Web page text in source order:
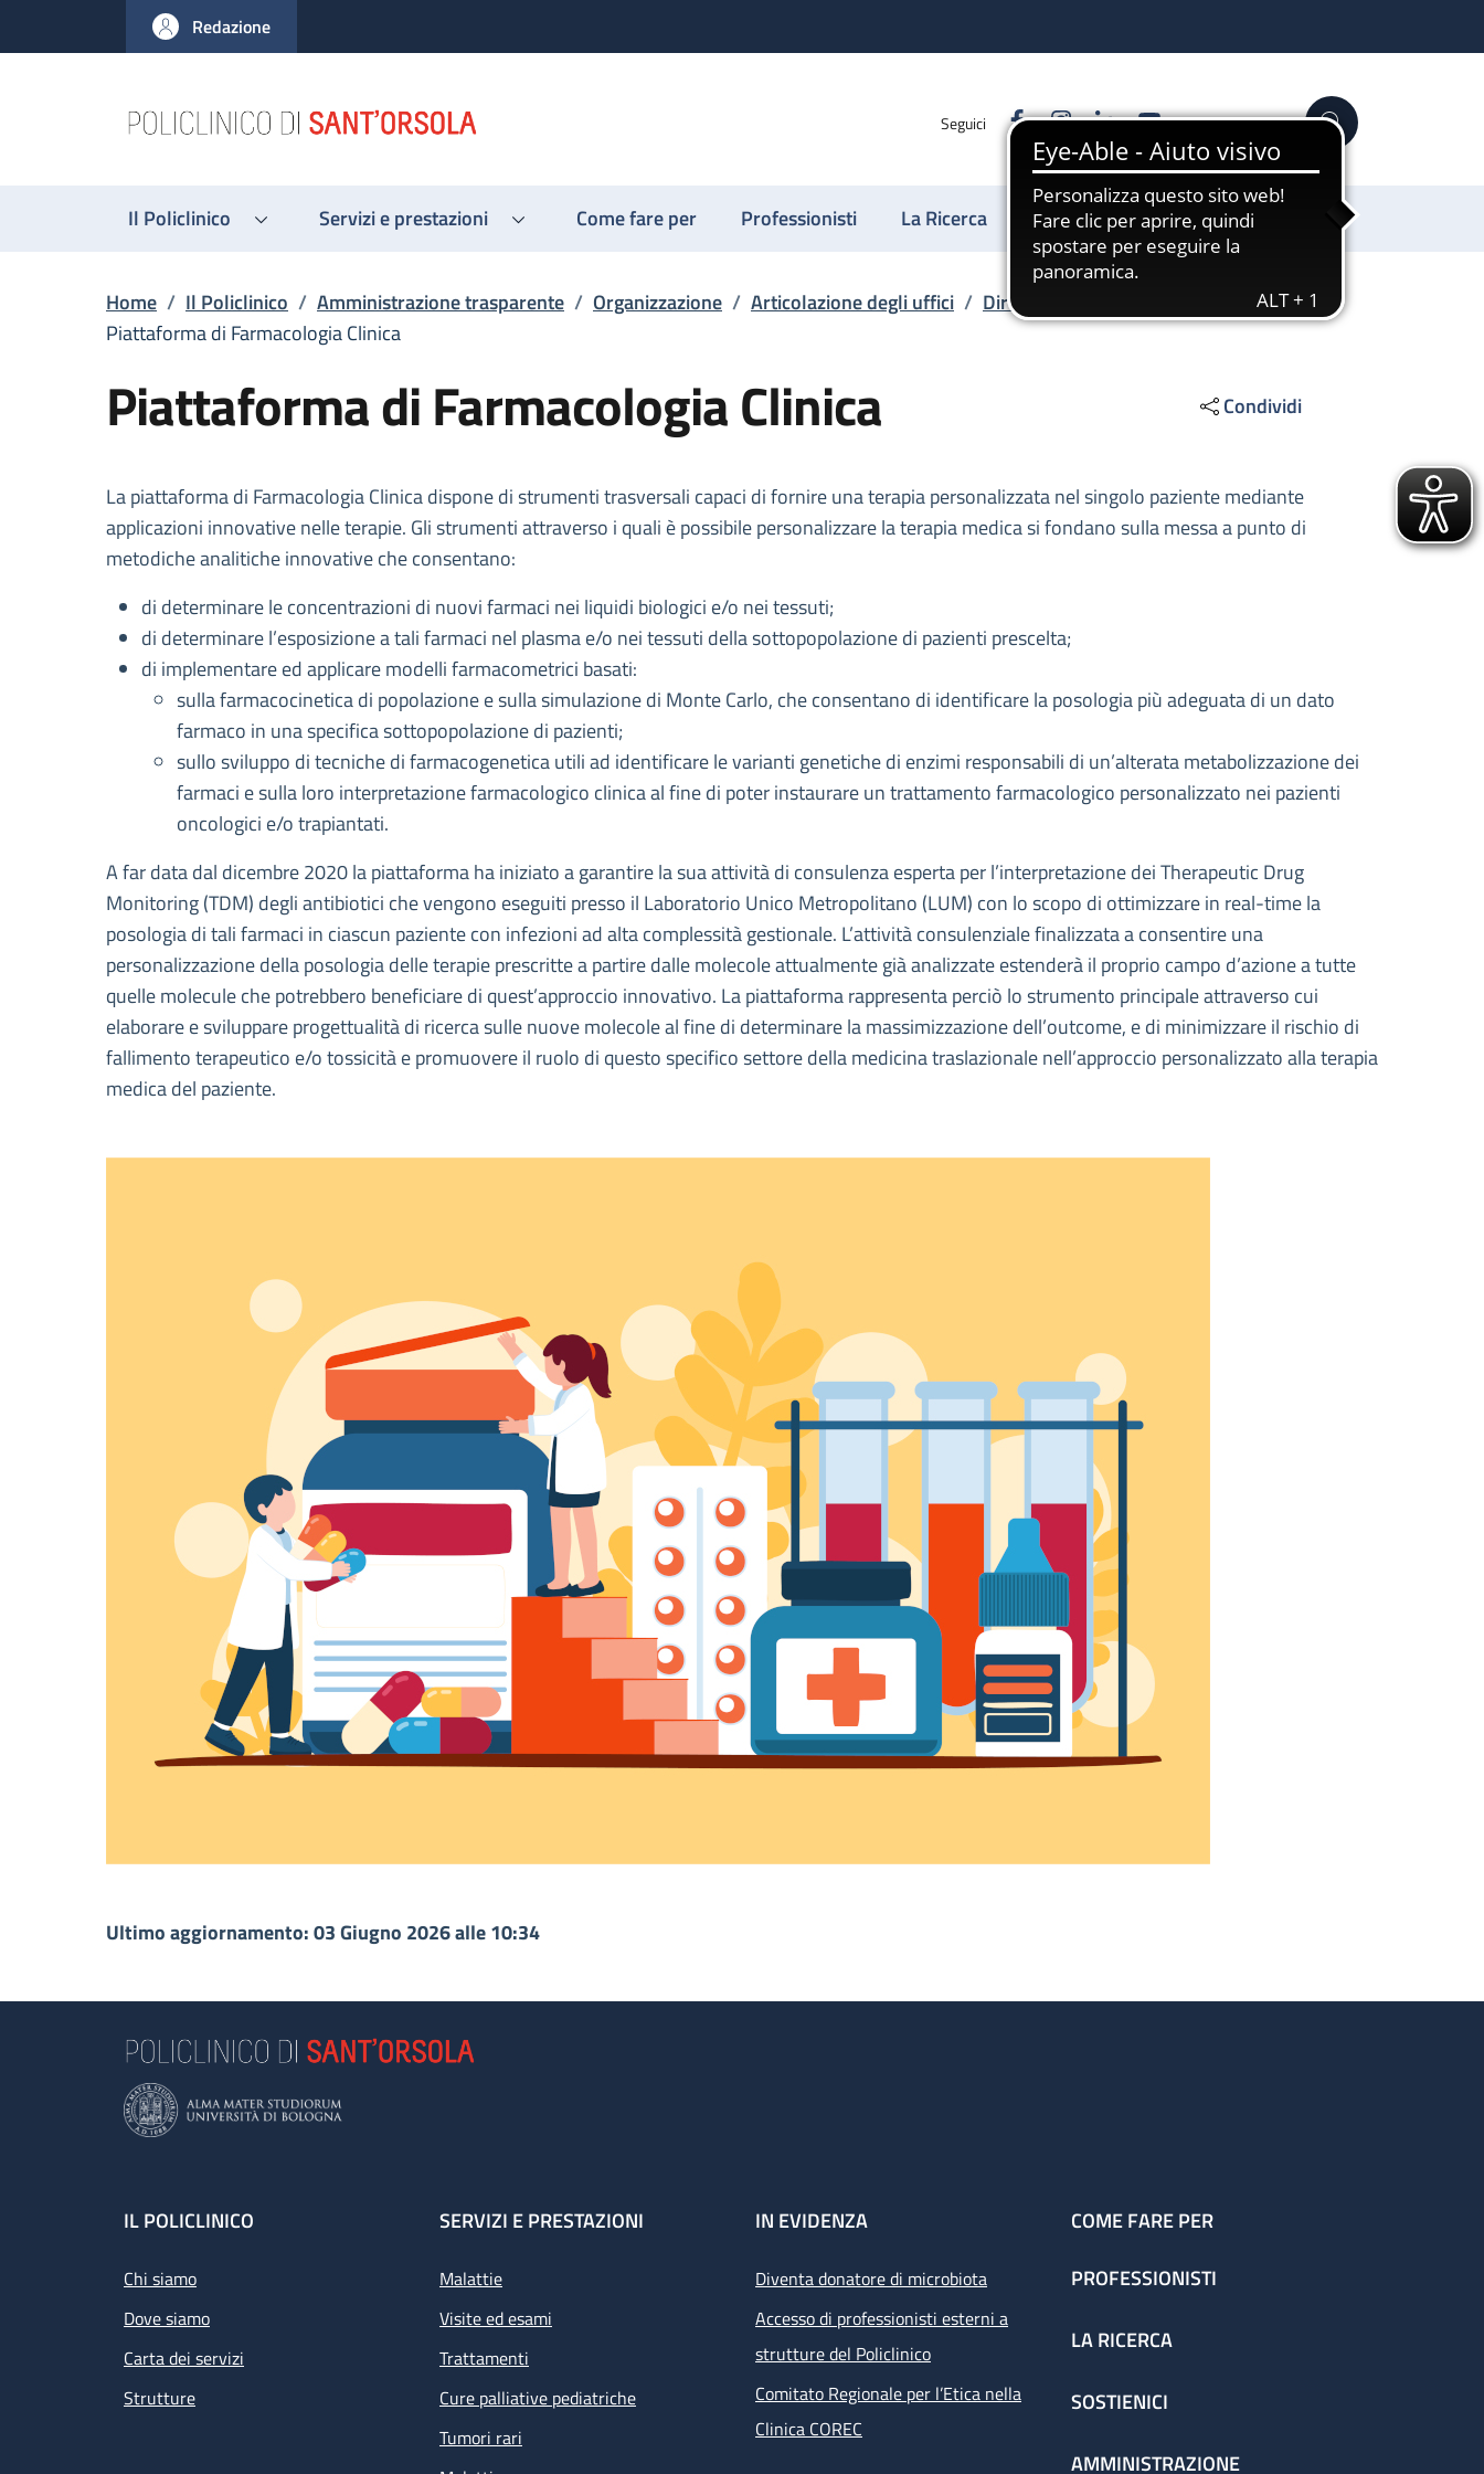
al contenuto principale
to footer content
Redazione
Seguici FacebookInstagram
LinkedinYouTube Cerca
Il Policlinico Servizi e prestazioni Come fare per Professionisti La Ricerca Sostienici
Briciole di pane
Home / Il Policlinico / Amministrazione trasparente / Organizzazione / Articolazione degli uffici / Direzione Scientifica
Piattaforma di Farmacologia Clinica
Piattaforma di Farmacologia Clinica Condividi
Descrizione
La piattaforma di Farmacologia Clinica dispone di strumenti trasversali capaci di fornire una terapia personalizzata nel singolo paziente mediante
applicazioni innovative nelle terapie. Gli strumenti attraverso i quali è possibile personalizzare la terapia medica si fondano sulla messa a punto di
metodiche analitiche innovative che consentano:
di determinare le concentrazioni di nuovi farmaci nei liquidi biologici e/o nei tessuti;
di determinare l’esposizione a tali farmaci nel plasma e/o nei tessuti della sottopopolazione di pazienti prescelta;
di implementare ed applicare modelli farmacometrici basati:
sulla farmacocinetica di popolazione e sulla simulazione di Monte Carlo, che consentano di identificare la posologia più adeguata di un dato
farmaco in una specifica sottopopolazione di pazienti;
sullo sviluppo di tecniche di farmacogenetica utili ad identificare le varianti genetiche di enzimi responsabili di un’alterata metabolizzazione dei
farmaci e sulla loro interpretazione farmacologico clinica al fine di poter instaurare un trattamento farmacologico personalizzato nei pazienti
oncologici e/o trapiantati.
A far data dal dicembre 2020 la piattaforma ha iniziato a garantire la sua attività di consulenza esperta per l’interpretazione dei Therapeutic Drug
Monitoring (TDM) degli antibiotici che vengono eseguiti presso il Laboratorio Unico Metropolitano (LUM) con lo scopo di ottimizzare in real-time la
posologia di tali farmaci in ciascun paziente con infezioni ad alta complessità gestionale. L’attività consulenziale finalizzata a consentire una
personalizzazione della posologia delle terapie prescritte a partire dalle molecole attualmente già analizzate estenderà il proprio campo d’azione a tutte
quelle molecule che potrebbero beneficiare di quest’approccio innovativo. La piattaforma rappresenta perciò lo strumento principale attraverso cui
elaborare e sviluppare progettualità di ricerca sulle nuove molecole al fine di determinare la massimizzazione dell’outcome, e di minimizzare il rischio di
fallimento terapeutico e/o tossicità e promuovere il ruolo di questo specifico settore della medicina traslazionale nell’approccio personalizzato alla terapia
medica del paziente.
Ultimo aggiornamento: 03 Giugno 2026 alle 10:34
Footer
IL POLICLINICO
Chi siamo
Dove siamo
Carta dei servizi
Strutture
SERVIZI E PRESTAZIONI
Malattie
Visite ed esami
Trattamenti
Cure palliative pediatriche
Tumori rari
IN EVIDENZA
Diventa donatore di microbiota
Accesso di professionisti esterni a
strutture del Policlinico
Comitato Regionale per l’Etica nella
Clinica COREC
COME FARE PER
PROFESSIONISTI
LA RICERCA
SOSTIENICI
AMMINISTRAZIONE